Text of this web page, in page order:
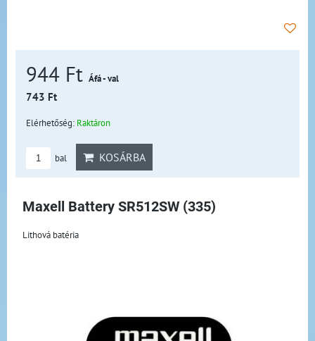
944 Ft Áfá - val
743 Ft
Elérhetőség: Raktáron
bal KOSÁRBA
Maxell Battery SR512SW (335)
Lithová batéria